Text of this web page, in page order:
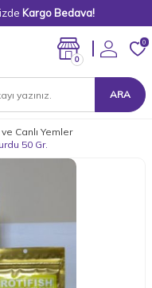
Kargo Bedava!
ARA
0
0
Canlı Yemler
50 Gr.